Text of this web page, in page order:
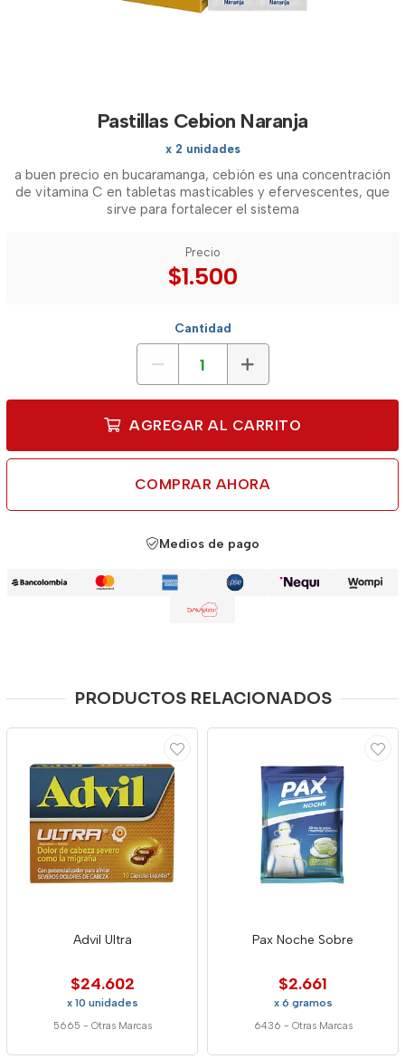
Pastillas Cebion Naranja
x 2 unidades
a buen precio en bucaramanga, cebión es una concentración
de vitamina C en tabletas masticables y efervescentes, que
sirve para fortalecer el sistema
Precio
$1.500
Cantidad
AGREGAR AL CARRITO
COMPRAR AHORA
Medios de pago
PRODUCTOS RELACIONADOS
Advil Ultra
$24.602
x 10 unidades
5665 - Otras Marcas
Pax Noche Sobre
$2.661
x 6 gramos
6436 - Otras Marcas